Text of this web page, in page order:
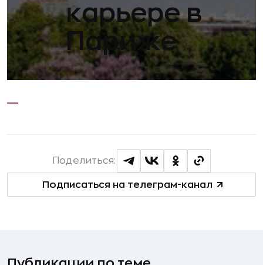
карьере в
Париже
Подписаться на телеграм-канал
Поделиться: